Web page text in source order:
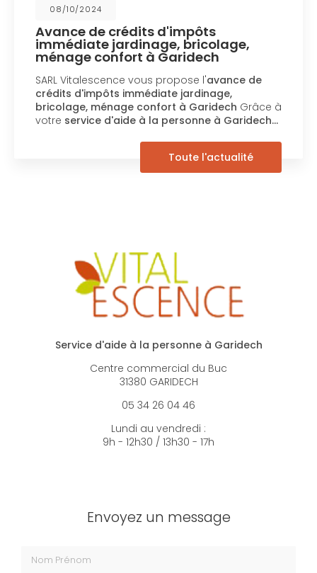
08/10/2024
Avance de crédits d'impôts
immédiate jardinage, bricolage,
ménage confort à Garidech
SARL Vitalescence vous propose l'avance de
crédits d'impôts immédiate jardinage,
bricolage, ménage confort à Garidech Grâce à
votre service d'aide à la personne à Garidech…
Toute l'actualité
Service d'aide à la personne à Garidech
Centre commercial du Buc
31380 GARIDECH
05 34 26 04 46
Lundi au vendredi :
9h - 12h30 / 13h30 - 17h
Envoyez un message